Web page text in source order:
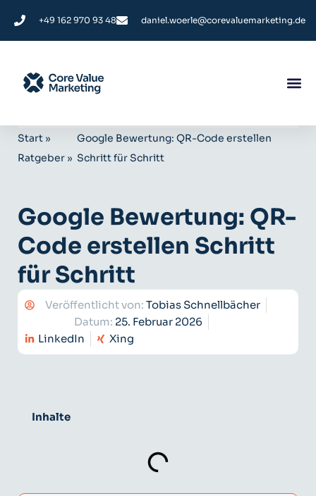
+49 162 970 93 48 daniel.woerle@corevaluemarketing.de
Start »
Ratgeber »
Google Bewertung: QR-Code erstellen
Schritt für Schritt
Google Bewertung: QR-
Code erstellen Schritt
für Schritt
Veröffentlicht von: Tobias Schnellbächer
Datum: 25. Februar 2026
LinkedIn
Xing
Inhalte